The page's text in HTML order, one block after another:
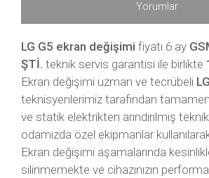
Yorumlar
LG G5 ekran değişimi fiyatı 6 ay
ŞTİ. teknik servis garantisi ile birlikte
Ekran değişimi uzman ve tecrübeli LG
teknisyenlerimiz tarafından
ve statik elektrikten arındırılmış
odamızda özel ekipmanlar
Ekran değişimi aşamalarında
silinmemekte ve cihazınızın